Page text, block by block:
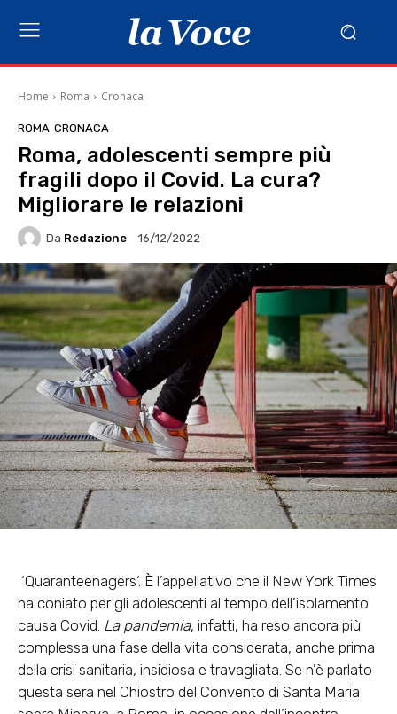
Home Roma Cronaca
ROMA CRONACA
Roma, adolescenti sempre più
fragili dopo il Covid. La cura?
Migliorare le relazioni
Da Redazione 16/12/2022
‘Quaranteenagers‘. È l’appellativo che il New York Times
ha coniato per gli adolescenti al tempo dell’isolamento
causa Covid. La pandemia, infatti, ha reso ancora più
complessa una fase della vita considerata, anche prima
della crisi sanitaria, insidiosa e travagliata. Se n’è parlato
questa sera nel Chiostro del Convento di Santa Maria